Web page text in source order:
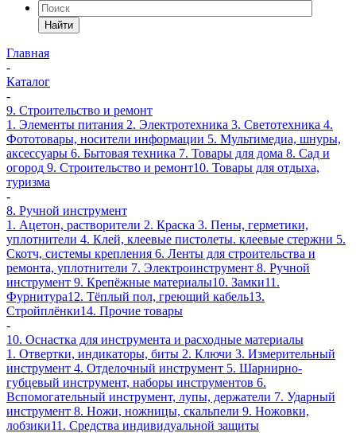
Найти
Главная
-
Каталог
-
9. Строительство и ремонт
1. Элементы питания 2. Электротехника 3. Светотехника 4.
Фототовары, носители информации 5. Мультимедиа, шнуры,
аксессуары 6. Бытовая техника 7. Товары для дома 8. Сад и
огород 9. Строительство и ремонт10. Товары для отдыха,
туризма
-
8. Ручной инструмент
1. Ацетон, растворители 2. Краска 3. Пены, герметики,
уплотнители 4. Клей, клеевые пистолеты. клеевые стержни 5.
Скотч, системы крепления 6. Ленты для строительства и
ремонта, уплотнители 7. Электроинструмент 8. Ручной
инструмент 9. Крепёжные материалы10. Замки11.
Фурнитура12. Тёплый пол, греющий кабель13.
Стройплёнки14. Прочие товары
-
10. Оснастка для инструмента и расходные материалы
1. Отвертки, индикаторы, биты 2. Ключи 3. Измерительный
инструмент 4. Отделочный инструмент 5. Шарнирно-
губцевый инструмент, наборы инструментов 6.
Вспомогательный инструмент, лупы, держатели 7. Ударный
инструмент 8. Ножи, ножницы, скальпели 9. Ножовки,
лобзики11. Средства индивидуальной защиты